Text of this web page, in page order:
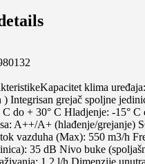
klima
Integrisan grejač spoljne
C do + 30° C Hladjenje: -15° C
A++/A+ (hlađenje/grejanje)
vazduha (Max): 550 m3/h
35 dB Nivo buke
1.2 l/h Dimenzije